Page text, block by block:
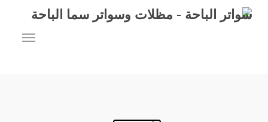
Skip